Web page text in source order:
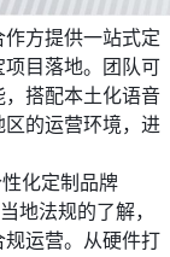
方提供一站式定
目落地。团队可
搭配本土化语音
的运营环境，进
化定制品牌
地法规的了解，
运营。从硬件打